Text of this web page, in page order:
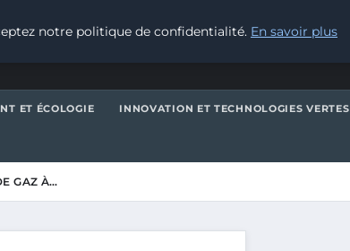
ET ÉCOLOGIE INNOVATION ET TECHNOLOGIES VERTES
GAZ À…
notre politique de confidentialité. En savoir plus